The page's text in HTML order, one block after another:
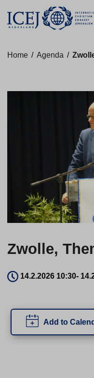
Home / Agenda /
Zwolle,
14.2.2026 10:30-
Add to